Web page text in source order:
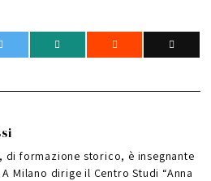
di formazione storico, è insegnante
Milano dirige il Centro Studi “Anna